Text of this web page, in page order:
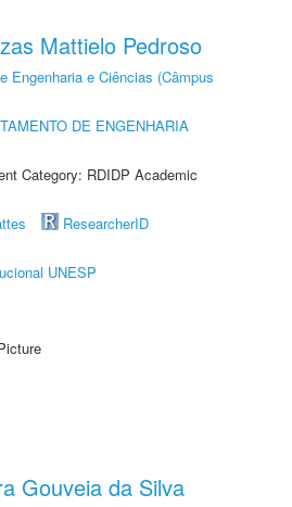
Mattielo Pedroso
Engenharia e Ciências (Câmpus
DE ENGENHARIA
Category: RDIDP Academic
ResearcherID
UNESP
Gouveia da Silva